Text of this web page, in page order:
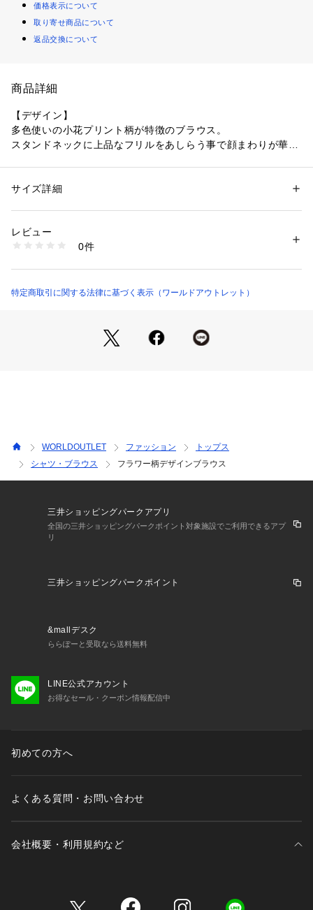
価格表示について
取り寄せ商品について
返品交換について
商品詳細
【デザイン】
多色使いの小花プリント柄が特徴のブラウス。
スタンドネックに上品なフリルをあしらう事で顔まわりが華や
優しいタッチで表現しています。
エレガントな割繊素材を使用しています。
スカートにインしたフェミニンスタイルはもちろん、パンツに
こちらの商品はトール＆エクストララージサイズも展開してお
性別：レディース
素材：ポリエステル100％
商品番号：
153-81008 （ショップ）
サイズ詳細
レビュー
0件
特定商取引に関する法律に基づく表示（ワールドアウトレット）
WORLDOUTLET ファッション
トップス
シャツ・ブラウス
フラワー柄デザインブラウス
三井ショッピングパークアプリ
全国の三井ショッピングパークポイント対象施設でご利用できるアプ
リ
三井ショッピングパークポイント
&mallデスク
ららぽーと受取なら送料無料
LINE公式アカウント
お得なセール・クーポン情報配信中
初めての方へ
よくある質問・お問い合わせ
会社概要・利用規約など